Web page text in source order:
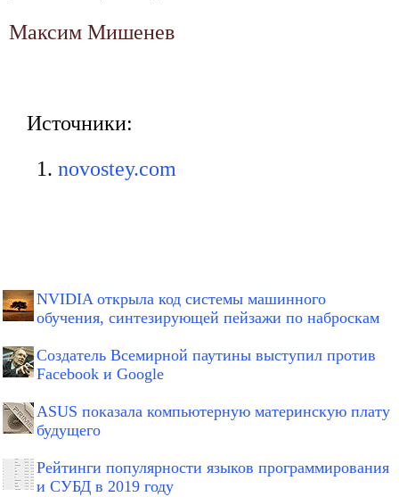
Максим Мишенев
Источники:
novostey.com
NVIDIA открыла код системы машинного
обучения, синтезирующей пейзажи по наброскам
Создатель Всемирной паутины выступил против
Facebook и Google
ASUS показала компьютерную материнскую плату
будущего
Рейтинги популярности языков программирования
и СУБД в 2019 году